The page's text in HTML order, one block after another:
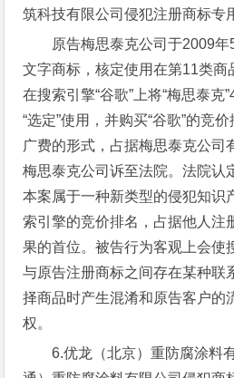
筑科技有限公司侵犯注册商标专
原告梅思泰克公司于2009年
文字商标，核定使用在第11类商
在搜索引擎“谷歌”上将“梅思泰克
“选定”使用，并购买“谷歌”的竞
广费的形式，占据梅思泰克公司
梅思泰克公司诉至法院。法院认
本案属于一种新类型的侵犯知识
索引擎的竞价排名，占据他人注
果的首位。被告行为客观上会使
与原告注册商标之间存在某种联
择商品时产生混淆和原告客户的
权。
6.优龙（北京）重防腐涂料